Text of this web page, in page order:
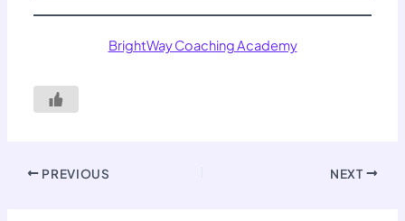
BrightWay Coaching Academy
PREVIOUS NEXT